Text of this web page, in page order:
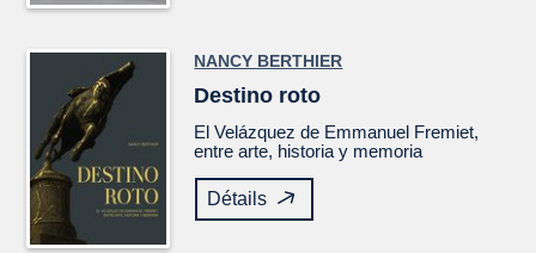
NANCY BERTHIER
Destino roto
ElVelázquez de Emmanuel Fremiet,
entre arte, historia y memoria
Détails